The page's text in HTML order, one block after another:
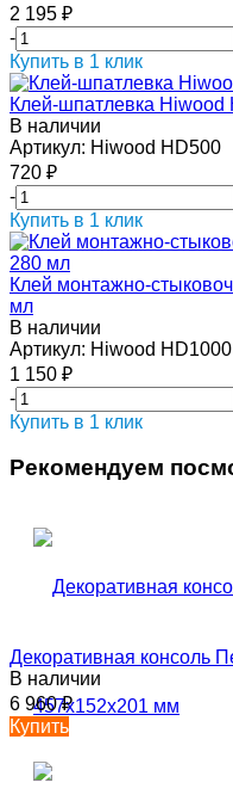
2 195 ₽
-
Купить в 1 клик
Клей-шпатлевка
В наличии
Артикул: Hiwood HD500
720 ₽
-
Купить в 1 клик
Клей монтажно-
мл
В наличии
Артикул: Hiwood HD1000
1 150 ₽
-
Купить в 1 клик
Рекомендуем
Декоративная консоль
В наличии
6 960₽
Купить